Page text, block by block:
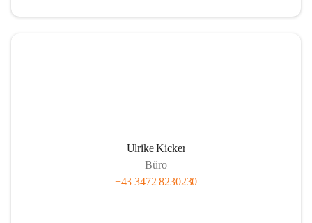
Ulrike Kicker
Büro
+43 3472 8230230